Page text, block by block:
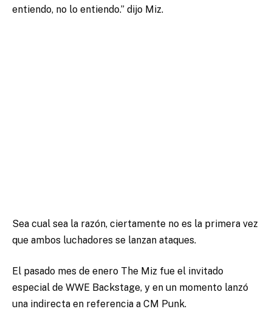
entiendo, no lo entiendo.” dijo Miz.
Sea cual sea la razón, ciertamente no es la primera vez
que ambos luchadores se lanzan ataques.
El pasado mes de enero The Miz fue el invitado
especial de WWE Backstage, y en un momento lanzó
una indirecta en referencia a CM Punk.